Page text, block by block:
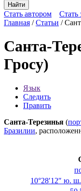
Найти
Стать автором
Стать
Главная /Статьи /
Санта-
Гросу)
Язык
Следить
Править
Санта-Терезинья (
Бразилии,
10°28′12″ ю. ш.